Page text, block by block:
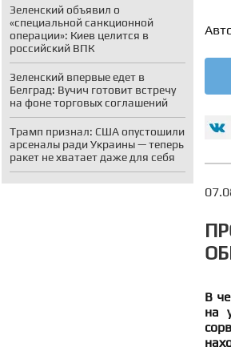
Зеленский объявил о
«специальной санкционной
операции»: Киев целится в
российский ВПК
Зеленский впервые едет в
Белград: Вучич готовит встречу
на фоне торговых соглашений
Трамп признал: США опустошили
арсеналы ради Украины — теперь
ракет не хватает даже для себя
В
на